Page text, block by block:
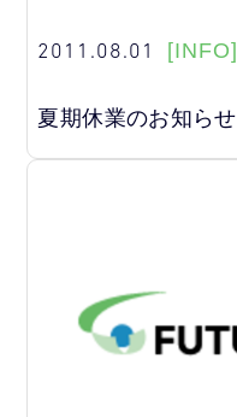
2011.08.01 [INFO]
夏期休業のお知らせ